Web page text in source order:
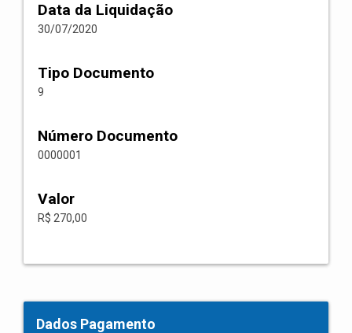
Data da Liquidação
30/07/2020
Tipo Documento
9
Número Documento
0000001
Valor
R$ 270,00
Dados Pagamento